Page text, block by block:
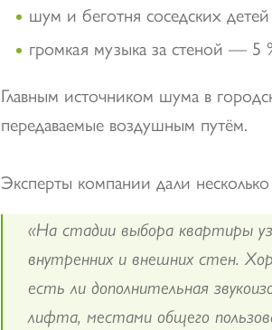
шум и беготня соседских
громкая музыка за стеной — 5
Главным источником шума в
передаваемые воздушным путём.
Эксперты компании дали
«На стадии выбора квартиры
внутренних и внешних стен.
есть ли дополнительная
лифта, местами общего